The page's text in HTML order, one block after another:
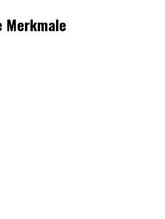
Merkmale